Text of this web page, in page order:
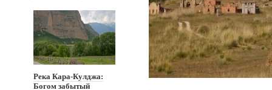
Река Кара-Кулджа:
Богом забытый